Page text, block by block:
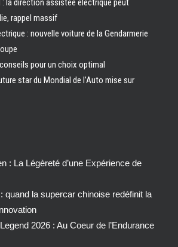
: la direction assistée électrique peut
rappel massif
: nouvelle voiture de la Gendarmerie
pour un choix optimal
star du Mondial de l’Auto mise sur
: La Légèreté d’une Expérience de
quand la supercar chinoise redéfinit la
2026 : Au Coeur de l’Endurance